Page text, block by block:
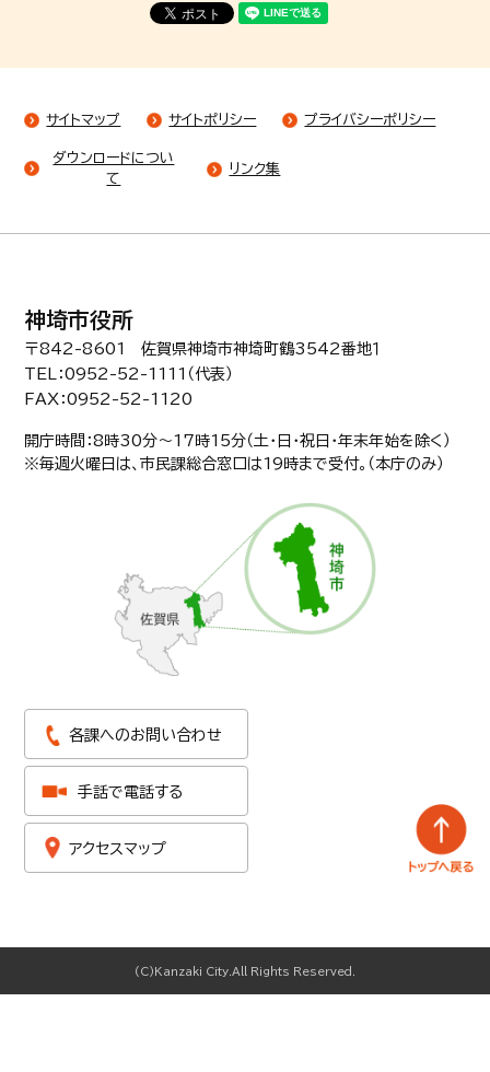
サイトマップ サイトポリシー プライバシーポリシー
ダウンロードについ
て
リンク集
神埼市役所
〒842-8601 佐賀県神埼市神埼町鶴3542番地１
TEL：0952-52-1111（代表）
FAX：0952-52-1120
開庁時間：8時30分〜17時15分（土・日・祝日・年末年始を除く）
※毎週火曜日は、市民課総合窓口は19時まで受付。（本庁のみ）
各課へのお問い合わせ
手話で電話する
アクセスマップ
(C)Kanzaki City.All Rights Reserved.